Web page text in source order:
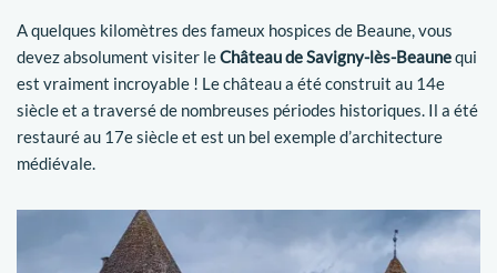
A quelques kilomètres des fameux hospices de Beaune, vous
devez absolument visiter leChâteau de Savigny-lès-Beaunequi
est vraiment incroyable ! Le château a été construit au 14e
siècle et a traversé de nombreuses périodes historiques. Il a été
restauré au 17e siècle et est un bel exemple d’architecture
médiévale.